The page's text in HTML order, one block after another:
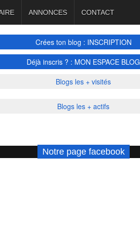
ANNONCES CONTACT
Crées ton blog : INSCRIPTION
Déjà inscris ? : MON ESPACE BLOG
Blogs les + visités
Blogs les + actifs
Notre page facebook